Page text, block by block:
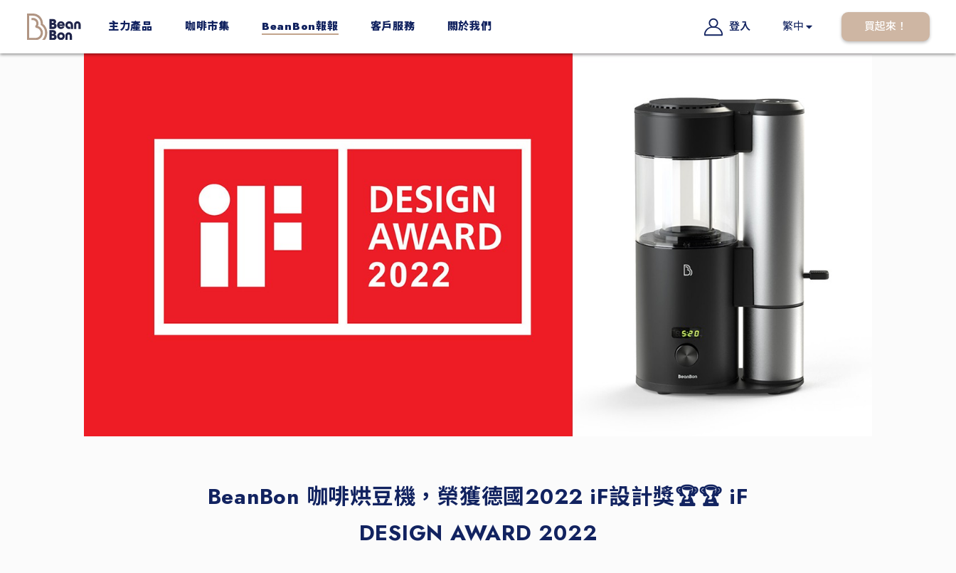
買起來！
繁中
登入
主力產品 咖啡市集 BeanBon報報 客戶服務 關於我們
BeanBon 咖啡烘豆機，榮獲德國2022 iF設計獎🏆🏆 iF
DESIGN AWARD 2022